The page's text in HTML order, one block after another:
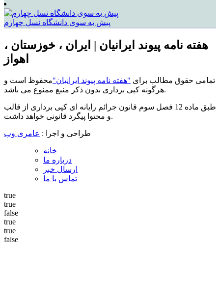
پیش به سوی دانشگاه نسل چهارم
هفته نامه پیوند ایرانیان | ایران ، خوزستان ،
اهواز
تمامی حقوق مطالب برای "هفته نامه پیوند ایرانیان"محفوظ است و
هرگونه کپی برداری بدون ذکر منبع ممنوع می باشد.
طبق ماده 12 فصل سوم قانون جرائم رایانه ای کپی برداری از قالب
و محتوا پیگرد قانونی خواهد داشت.
طراحی و اجرا : عامری وب
خانه
درباره ما
ارسال خبر
تماس با ما
true
true
false
true
true
false